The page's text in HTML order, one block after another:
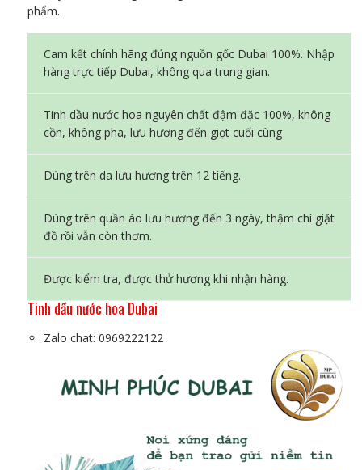
phẩm.
Cam kết chính hãng đúng nguồn gốc Dubai 100%. Nhập
hàng trực tiếp Dubai, không qua trung gian.
Tinh dầu nước hoa nguyên chất đậm đặc 100%, không
cồn, không pha, lưu hương đến giọt cuối cùng
Dùng trên da lưu hương trên 12 tiếng.
Dùng trên quần áo lưu hương đến 3 ngày, thậm chí giặt
đồ rồi vẫn còn thơm.
Được kiểm tra, được thử hương khi nhận hàng.
Tinh dầu nước hoa Dubai
Zalo chat: 0969222122